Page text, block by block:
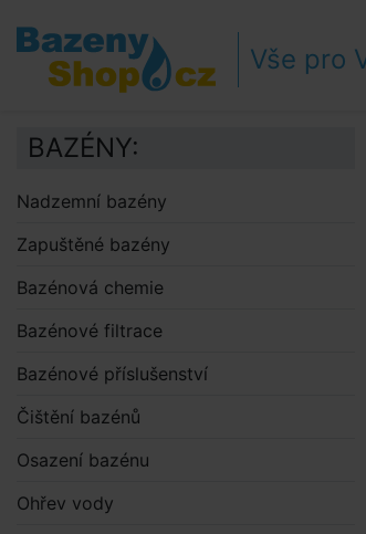
Přejít na obsah
Přejít k postrannímu sloupci
Klávesové zkratky
Vše pro
BAZÉNY:
Nadzemní bazény
Zapuštěné bazény
Bazénová chemie
Bazénové filtrace
Bazénové příslušenství
Čištění bazénů
Osazení bazénu
Ohřev vody